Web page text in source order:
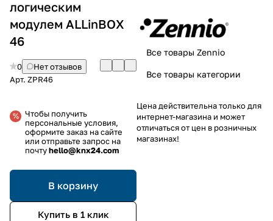
логическим
модулем ALLinBOX
46
0
Нет отзывов
Арт. ZPR46
Чтобы получить
персональные условия,
оформите заказ на сайте
или отправьте запрос на
почтуhello@knx24.com
В корзину
Купить в 1 клик
Все товары Zennio
Все товары категории
Цена действительна только для
интернет-магазина и может
отличаться от цен в розничных
магазинах!